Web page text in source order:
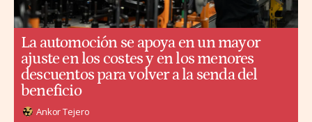
La automoción se apoya en un mayor
ajuste en los costes y en los menores
descuentos para volver a la senda del
beneficio
Ankor Tejero